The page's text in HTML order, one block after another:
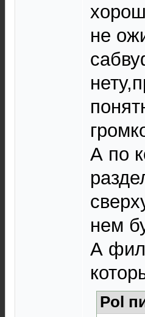
не
А по
нем
А
Pol